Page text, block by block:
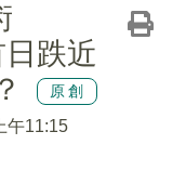
日跌近
原創
午11:15